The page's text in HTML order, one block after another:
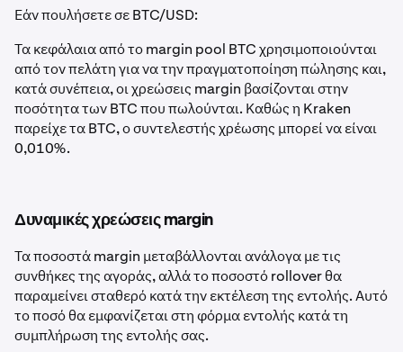
Εάν πουλήσετε σε BTC/USD:
Τα κεφάλαια από το margin pool BTC χρησιμοποιούνται
από τον πελάτη για να την πραγματοποίηση πώλησης και,
κατά συνέπεια, οι χρεώσεις margin βασίζονται στην
ποσότητα των BTC που πωλούνται. Καθώς η Kraken
παρείχε τα BTC, ο συντελεστής χρέωσης μπορεί να είναι
0,010%.
Δυναμικές χρεώσεις margin
Τα ποσοστά margin μεταβάλλονται ανάλογα με τις
συνθήκες της αγοράς, αλλά το ποσοστό rollover θα
παραμείνει σταθερό κατά την εκτέλεση της εντολής. Αυτό
το ποσό θα εμφανίζεται στη φόρμα εντολής κατά τη
συμπλήρωση της εντολής σας.